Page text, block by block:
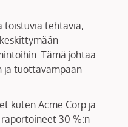
toistuvia tehtäviä,
Tämä johtaa
ja tuottavampaan
kuten Acme Corp ja
30 %:n